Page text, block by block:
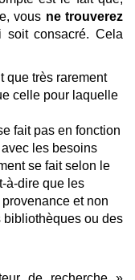
vous ne trouverez
soit consacré. Cela
que très rarement
celle pour laquelle
fait pas en fonction
les besoins
se fait selon le
à-dire que les
et non
bibliothèques ou des